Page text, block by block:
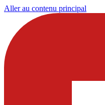
Aller au contenu principal